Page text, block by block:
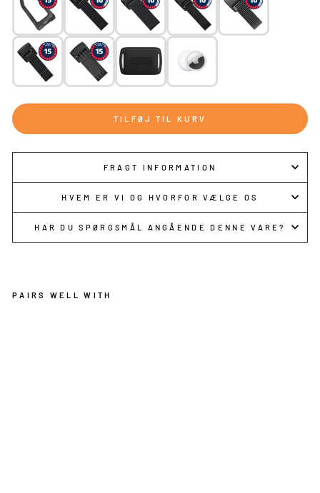
TILFØJ TIL KURV
FRAGT INFORMATION
HVEM ER VI OG HVORFOR VÆLGE OS
HAR DU SPØRGSMÅL ANGÅENDE DENNE VARE?
PAIRS WELL WITH